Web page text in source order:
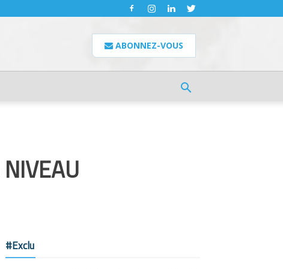
ABONNEZ-VOUS
#Exclu